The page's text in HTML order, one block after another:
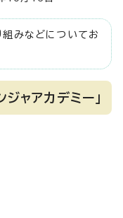
組みなどについてお
ャアカデミー」